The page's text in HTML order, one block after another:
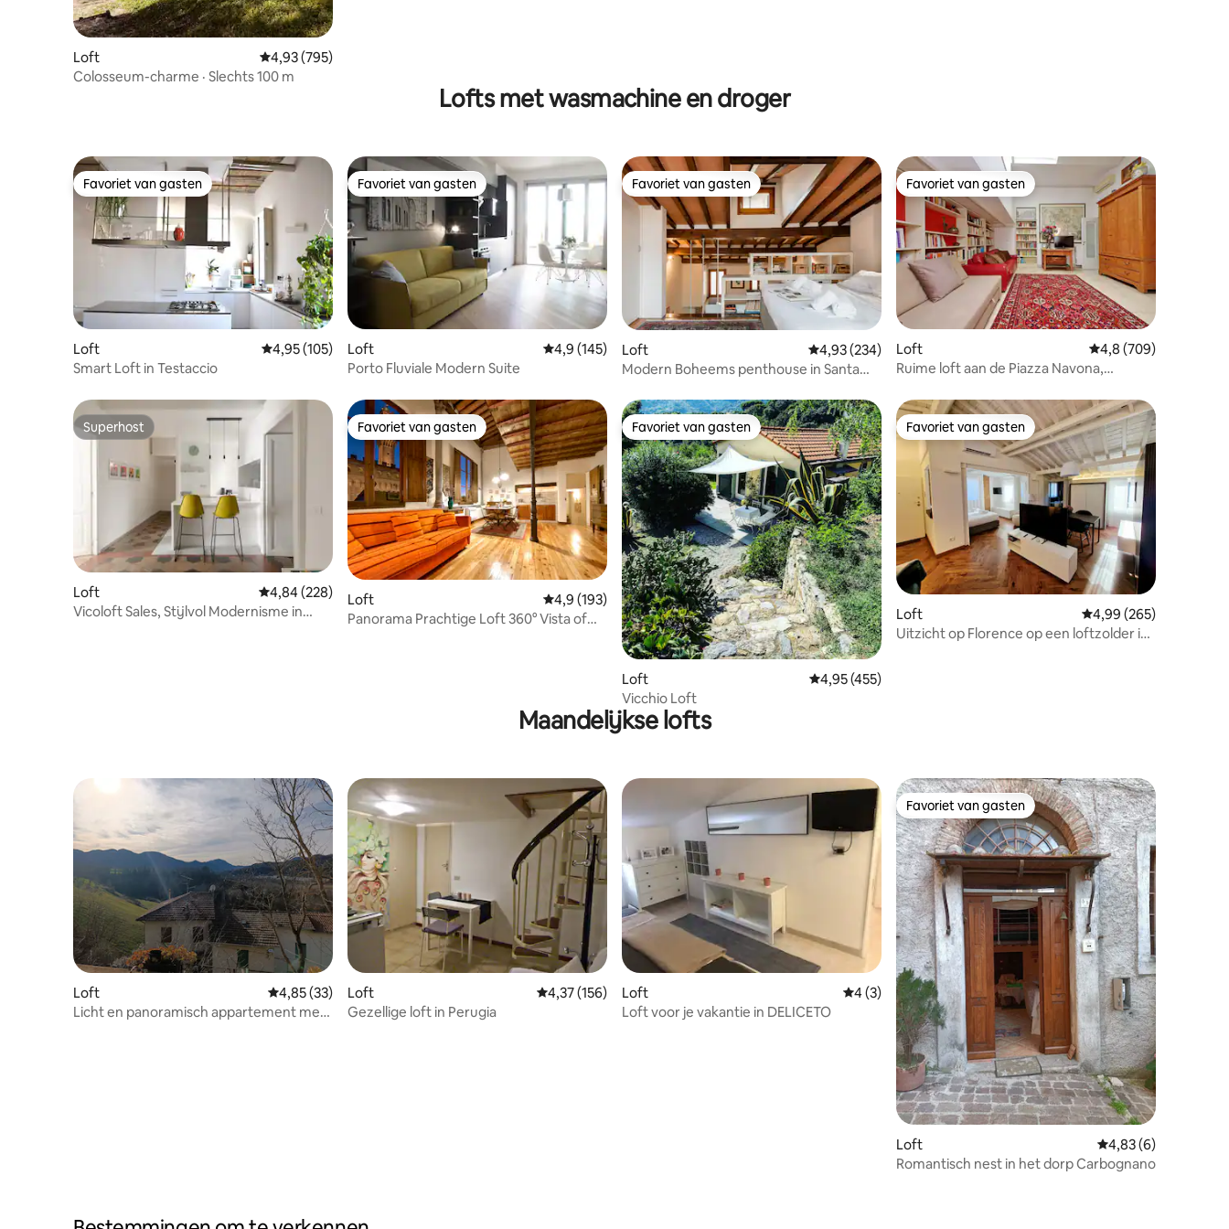
Loft Gemiddelde beoordeling van 4,93 uit 5, 795 recensies
4,93 (795)
Colosseum-charme · Slechts 100 m
Lofts met wasmachine en droger
Favoriet van gasten
Favoriet van gasten
Loft Gemiddelde beoordeling van 4,95 uit 5, 105 recensies
4,95 (105)
Smart Loft in Testaccio
Favoriet van gasten
Favoriet van gasten
Loft Gemiddelde beoordeling van 4,9 uit 5, 145 recensies
4,9 (145)
Porto Fluviale Modern Suite
Favoriet van gasten
Favoriet van gasten
Loft Gemiddelde beoordeling van 4,93 uit 5, 234 recensies
4,93 (234)
Modern Boheems penthouse in Santa
Favoriet van gasten
Favoriet van gasten
Loft Gemiddelde
4,8 (709)
Ruime loft aan de Piazza Navona,
Superhost
Superhost
Loft Gemiddelde beoordeling van 4,84 uit 5, 228 recensies
4,84 (228)
Vicoloft Sales, Stijlvol Modernisme in
Favoriet van gasten
Favoriet van gasten
Loft Gemiddelde beoordeling van 4,9 uit 5, 193 recensies
4,9 (193)
Panorama Prachtige Loft 360° Vista of
Favoriet van gasten
Favoriet van gasten
Loft Gemiddelde beoordeling van 4,95 uit 5, 455 recensies
4,95 (455)
Vicchio Loft
Favoriet van gasten
Favoriet van gasten
Loft Gemiddelde
4,99 (265)
Uitzicht op Florence op een loftzolder in
Maandelijkse lofts
Loft Gemiddelde beoordeling van 4,85 uit 5, 33 recensies
4,85 (33)
Licht en panoramisch appartement met
Loft Gemiddelde beoordeling van 4,37 uit 5, 156 recensies
4,37 (156)
Gezellige loft in Perugia
Loft Gemiddelde beoordeling van 4 uit 5, 3 recensies
4 (3)
Loft voor je vakantie in DELICETO
Favoriet van gasten
Favoriet van gasten
Loft Gemiddelde
4,83 (6)
Romantisch nest in het dorp Carbognano